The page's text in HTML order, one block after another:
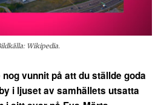
Wikipedia.
nog vunnit på att du ställde goda
i ljuset av samhällets utsatta